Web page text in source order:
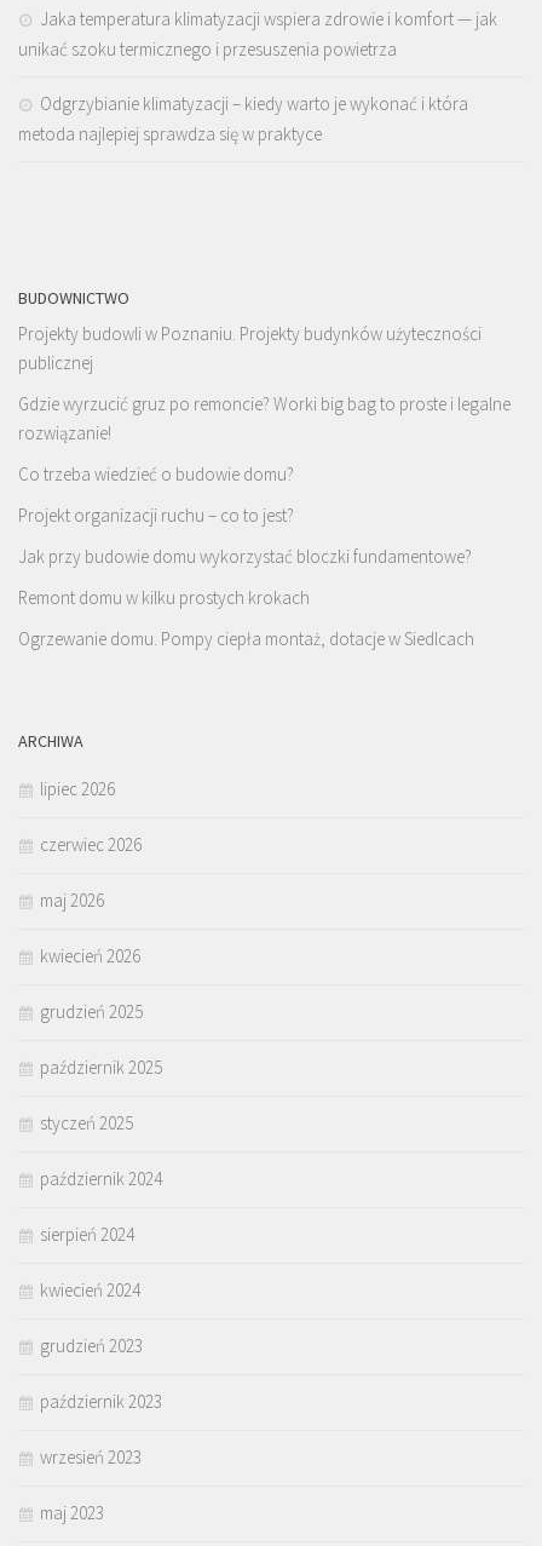
Jaka temperatura klimatyzacji wspiera zdrowie i komfort — jak
unikać szoku termicznego i przesuszenia powietrza
Odgrzybianie klimatyzacji – kiedy warto je wykonać i która
metoda najlepiej sprawdza się w praktyce
BUDOWNICTWO
Projekty budowli w Poznaniu. Projekty budynków użyteczności
publicznej
Gdzie wyrzucić gruz po remoncie? Worki big bag to proste i legalne
rozwiązanie!
Co trzeba wiedzieć o budowie domu?
Projekt organizacji ruchu – co to jest?
Jak przy budowie domu wykorzystać bloczki fundamentowe?
Remont domu w kilku prostych krokach
Ogrzewanie domu. Pompy ciepła montaż, dotacje w Siedlcach
ARCHIWA
lipiec 2026
czerwiec 2026
maj 2026
kwiecień 2026
grudzień 2025
październik 2025
styczeń 2025
październik 2024
sierpień 2024
kwiecień 2024
grudzień 2023
październik 2023
wrzesień 2023
maj 2023